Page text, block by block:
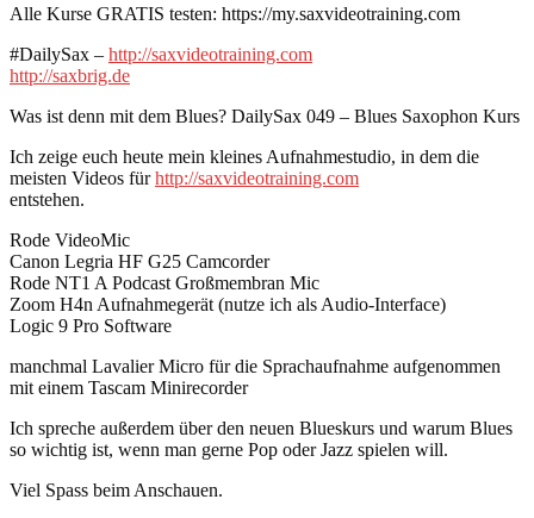
Alle Kurse GRATIS testen: https://my.saxvideotraining.com
#DailySax – http://saxvideotraining.com
http://saxbrig.de
Was ist denn mit dem Blues? DailySax 049 – Blues Saxophon Kurs
Ich zeige euch heute mein kleines Aufnahmestudio, in dem die
meisten Videos fürhttp://saxvideotraining.com
entstehen.
Rode VideoMic
Canon Legria HF G25 Camcorder
Rode NT1 A Podcast Großmembran Mic
Zoom H4n Aufnahmegerät (nutze ich als Audio-Interface)
Logic 9 Pro Software
manchmal Lavalier Micro für die Sprachaufnahme aufgenommen
mit einem Tascam Minirecorder
Ich spreche außerdem über den neuen Blueskurs und warum Blues
so wichtig ist, wenn man gerne Pop oder Jazz spielen will.
Viel Spass beim Anschauen.